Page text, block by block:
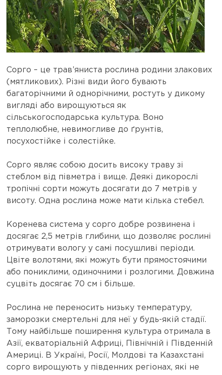
Сорго – це трав’яниста рослина родини злакових
(мятликових). Різні види його бувають
багаторічними й однорічними, ростуть у дикому
вигляді або вирощуються як
сільськогосподарська культура. Воно
теплолюбне, невимогливе до ґрунтів,
посухостійке і солестійке.
Сорго являє собою досить високу траву зі
стеблом від півметра і вище. Деякі дикорослі
тропічні сорти можуть досягати до 7 метрів у
висоту. Одна рослина може мати кілька стебел.
Коренева система у сорго добре розвинена і
досягає 2,5 метрів глибини, що дозволяє рослині
отримувати вологу у самі посушливі періоди.
Цвіте волотями, які можуть бути прямостоячими
або пониклими, одиночними і розлогими. Довжина
суцвіть досягає 70 см і більше.
Рослина не переносить низьку температуру,
заморозки смертельні для неї у будь-якій стадії.
Тому найбільше поширення культура отримала в
Азії, екваторіальній Африці, Північній і Південній
Америці. В Україні, Росії, Молдові та Казахстані
сорго вирощують у південних регіонах, які не